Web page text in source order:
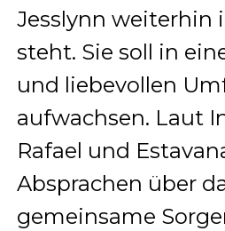
Jesslynn
steht. Sie soll in
und liebevollen
aufwachsen. Laut
Rafael und
Absprachen über
gemeinsame